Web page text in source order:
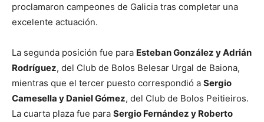
proclamaron campeones de Galicia tras completar una
excelente actuación.
La segunda posición fue para Esteban González y Adrián
Rodríguez, del Club de Bolos Belesar Urgal de Baiona,
mientras que el tercer puesto correspondió a Sergio
Camesella y Daniel Gómez, del Club de Bolos Peitieiros.
La cuarta plaza fue para Sergio Fernández y Roberto